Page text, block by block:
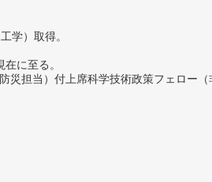
学）取得。
に至る。
担当）付上席科学技術政策フェロー（